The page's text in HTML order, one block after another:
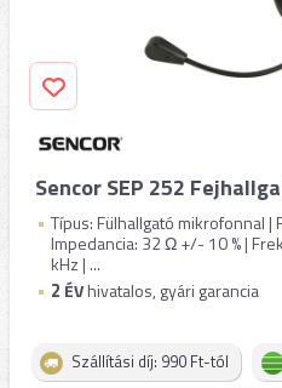
Sencor SEP 252
Típus: Fülhallgató mikrofonnal |
Impedancia: 32 Ω +/- 10 % |
kHz | ...
2 ÉVhivatalos, gyári garancia
Szállítási díj: 990 Ft-tól